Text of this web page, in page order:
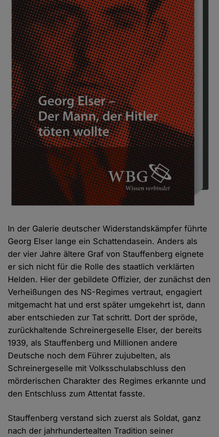
In der Galerie deutscher Widerstandskämpfer führte
Georg Elser lange ein Schattendasein. Anders als
der vier Jahre ältere Graf von Stauffenberg eignete
er sich nicht für die Rolle des staatlich verklärten
Helden. Hier der gebildete Offizier, der zunächst den
Verheißungen des NS-Regimes vertraut, engagiert
mitgemacht hat und erst später umgekehrt ist, dann
aber entschieden zur Tat schritt. Dort der spröde,
zurückhaltende Schreinergeselle Elser, der bereits
1939, als Stauffenberg und Millionen andere
Deutsche noch dem Führer zujubelten, als
Schreinergeselle mit Volksschulabschluss den
mörderischen Charakter des Regimes erkannte und
den Entschluss zum Attentat fasste.
Stauffenberg verstand sich zuerst als Soldat, ganz
nach der jahrhundertealten Tradition seiner